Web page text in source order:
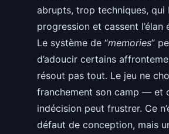
abrupts, trop techniques, qui
progression et cassent l’élan
Le système de “memories”
d’adoucir certains
résout pas tout. Le jeu ne
franchement son camp — et
indécision peut frustrer. Ce
défaut de conception, mais